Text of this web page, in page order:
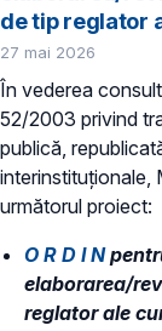
de tip reglator
27 mai 2026
În vederea
52/2003 privind
publică,
interinstituționale,
următorul proiect:
O R D I N
elaborarea/
reglator ale